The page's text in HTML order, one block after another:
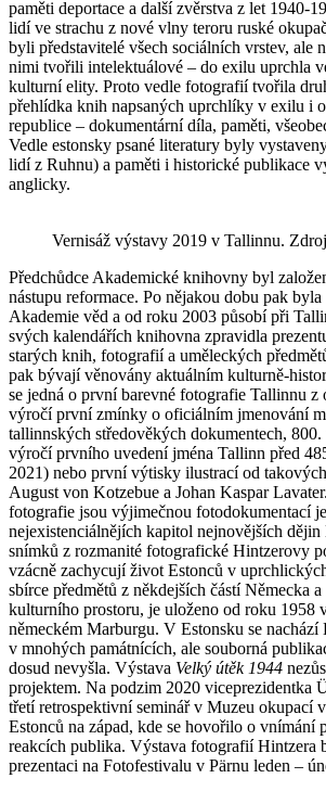
paměti deportace a další zvěrstva z let 1940-
lidí ve strachu z nové vlny teroru ruské
byli představitelé všech sociálních vrstev, ale
nimi tvořili intelektuálové – do exilu uprchla
kulturní elity. Proto vedle fotografií tvořila
přehlídka knih napsaných uprchlíky v exilu i
republice – dokumentární díla, paměti,
Vedle estonsky psané literatury byly
lidí z Ruhnu) a paměti i historické publikace
anglicky.
Vernisáž výstavy 2019 v Tallinnu.
Předchůdce Akademické knihovny byl
nástupu reformace. Po nějakou dobu pak
Akademie věd a od roku 2003 působí při
svých kalendářích knihovna zpravidla
starých knih, fotografií a uměleckých
pak bývají věnovány aktuálním kulturně-
se jedná o první barevné fotografie Tallinnu z
výročí první zmínky o oficiálním jmenování
tallinnských středověkých dokumentech,
výročí prvního uvedení jména Tallinn před
2021) nebo první výtisky ilustrací od
August von Kotzebue a Johan Kaspar
fotografie jsou výjimečnou fotodokumentací
nejexistenciálnějích kapitol nejnovějších dějin
snímků z rozmanité fotografické Hintzerovy
vzácně zachycují život Estonců v
sbírce předmětů z někdejších částí Německa
kulturního prostoru, je uloženo od roku 1958
německém Marburgu. V Estonsku se
v mnohých památnících, ale souborná
dosud nevyšla. Výstava Velký útěk 1944
projektem. Na podzim 2020 viceprezidentka
třetí retrospektivní seminář v Muzeu okupací
Estonců na západ, kde se hovořilo o vnímání
reakcích publika. Výstava fotografií Hintzera
prezentaci na Fotofestivalu v Pärnu leden –